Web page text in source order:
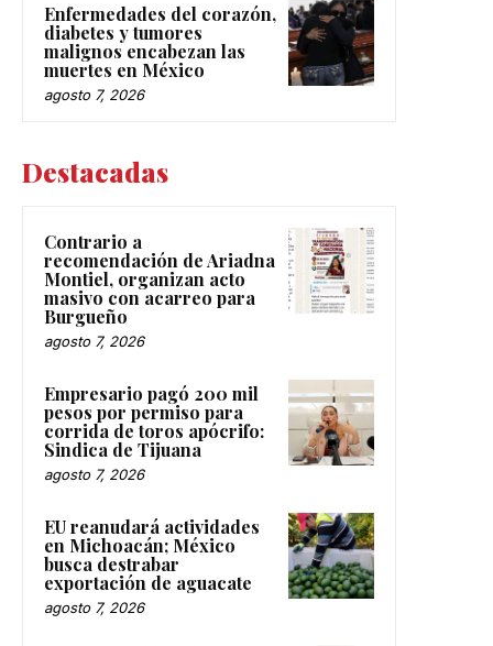
Enfermedades del corazón,
diabetes y tumores
malignos encabezan las
muertes en México
agosto 7, 2026
Destacadas
Contrario a
recomendación de Ariadna
Montiel, organizan acto
masivo con acarreo para
Burgueño
agosto 7, 2026
Empresario pagó 200 mil
pesos por permiso para
corrida de toros apócrifo:
Sindica de Tijuana
agosto 7, 2026
EU reanudará actividades
en Michoacán; México
busca destrabar
exportación de aguacate
agosto 7, 2026